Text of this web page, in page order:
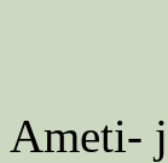
Ameti-